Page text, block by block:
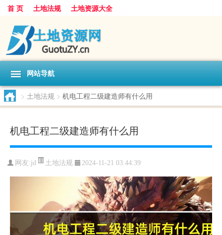
首 页 土地法规 土地资源大全
网站导航
> 土地法规 > 机电工程二级建造师有什么用
机电工程二级建造师有什么用
网友:jd 土地法规 2024-11-21 03:44:39